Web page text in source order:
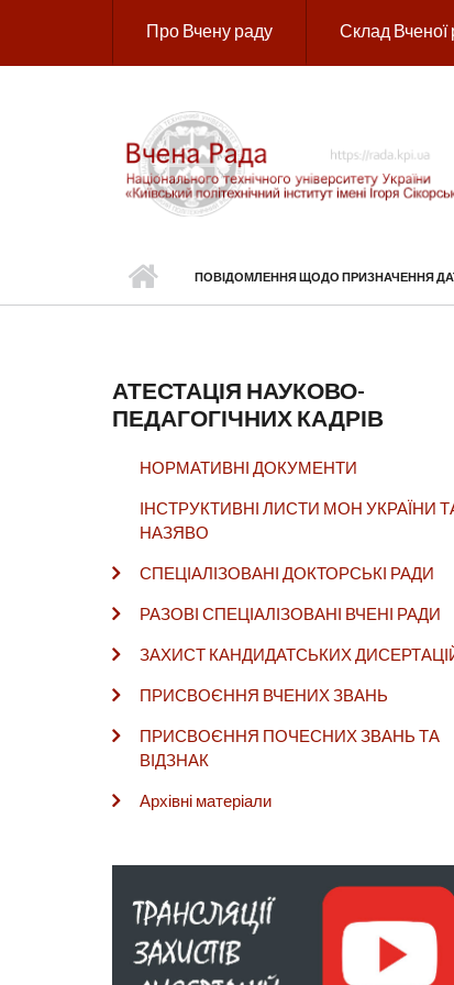
Про Вчену раду Склад Вченої
ПОВІДОМЛЕННЯ ЩОДО ПРИЗНАЧЕННЯ
АТЕСТАЦІЯ НАУКОВО-
ПЕДАГОГІЧНИХ КАДРІВ
НОРМАТИВНІ ДОКУМЕНТИ
ІНСТРУКТИВНІ ЛИСТИ МОН УКРАЇНИ
НАЗЯВО
СПЕЦІАЛІЗОВАНІ ДОКТОРСЬКІ РАДИ
РАЗОВІ СПЕЦІАЛІЗОВАНІ ВЧЕНІ РАДИ
ЗАХИСТ КАНДИДАТСЬКИХ
ПРИСВОЄННЯ ВЧЕНИХ ЗВАНЬ
ПРИСВОЄННЯ ПОЧЕСНИХ ЗВАНЬ ТА
ВІДЗНАК
Архівні матеріали